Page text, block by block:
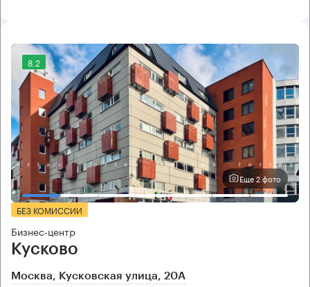
8.2
Еще 2 фото
БЕЗ КОМИССИИ
Бизнес-центр
Кусково
Москва, Кусковская улица, 20А